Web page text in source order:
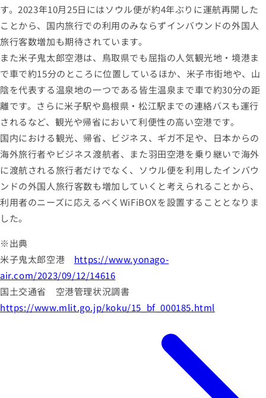
す。2023年10月25日にはソウル便が約4年ぶりに運航再開した
ことから、国内旅行での利用のみならずインバウンドの外国人
旅行客数増加も期待されています。
また米子鬼太郎空港は、鳥取県でも屈指の人気観光地・境港ま
で車で約15分のところに位置しているほか、米子市街地や、山
陰を代表する温泉地の一つである皆生温泉まで車で約30分の距
離です。さらに米子駅や島根県・松江駅までの連絡バスも運行
されるなど、観光や帰省において利便性の高い空港です。
国内における観光、帰省、ビジネス、ギガ不足や、日本からの
海外旅行者やビジネス渡航者、また羽田空港を乗り継いで海外
に渡航される旅行者だけでなく、ソウル便を利用したインバウ
ンドの外国人旅行客数も増加していくと考えられることから、
利用者のニーズに応えるべくWiFiBOXを設置することとなりま
した。
※出典
米子鬼太郎空港 https://www.yonago-
air.com/2023/09/12/14616
国土交通省 空港管理状況調書
https://www.mlit.go.jp/koku/15_bf_000185.html